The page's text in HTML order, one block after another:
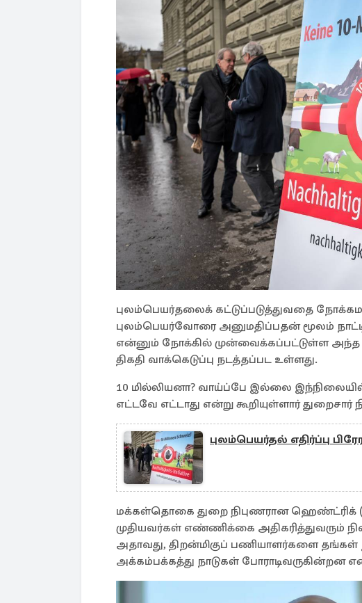
புலம்பெயர்தலைக் கட்டுப்படுத்துவதை
புலம்பெயர்வோரை அனுமதிப்பதன் மூலம்
என்னும் நோக்கில் முன்வைக்கப்பட்டுள்ள
திகதி வாக்கெடுப்பு நடத்தப்பட உள்ளது.
10 மில்லியனா? வாய்ப்பே இல்லை
எட்டவே எட்டாது என்று கூறியுள்ளார் துறைசார்
புலம்பெயர்தல் எதிர்ப்பு
மக்கள்தொகை துறை நிபுணரான ஹெண்ட்ரிக்
முதியவர்கள் எண்ணிக்கை அதிகரித்துவரும்
அதாவது, திறன்மிகுப் பணியாளர்களை
அக்கம்பக்கத்து நாடுகள் போராடிவருகின்றன